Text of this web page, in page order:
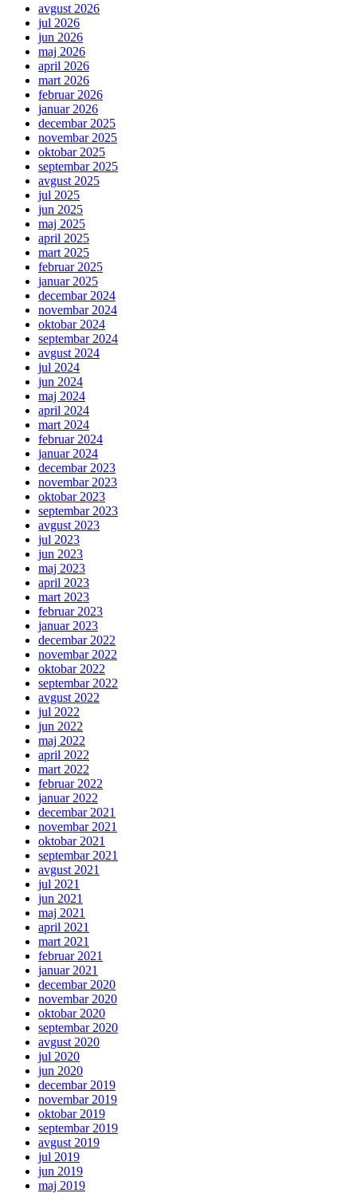
avgust 2026
jul 2026
jun 2026
maj 2026
april 2026
mart 2026
februar 2026
januar 2026
decembar 2025
novembar 2025
oktobar 2025
septembar 2025
avgust 2025
jul 2025
jun 2025
maj 2025
april 2025
mart 2025
februar 2025
januar 2025
decembar 2024
novembar 2024
oktobar 2024
septembar 2024
avgust 2024
jul 2024
jun 2024
maj 2024
april 2024
mart 2024
februar 2024
januar 2024
decembar 2023
novembar 2023
oktobar 2023
septembar 2023
avgust 2023
jul 2023
jun 2023
maj 2023
april 2023
mart 2023
februar 2023
januar 2023
decembar 2022
novembar 2022
oktobar 2022
septembar 2022
avgust 2022
jul 2022
jun 2022
maj 2022
april 2022
mart 2022
februar 2022
januar 2022
decembar 2021
novembar 2021
oktobar 2021
septembar 2021
avgust 2021
jul 2021
jun 2021
maj 2021
april 2021
mart 2021
februar 2021
januar 2021
decembar 2020
novembar 2020
oktobar 2020
septembar 2020
avgust 2020
jul 2020
jun 2020
decembar 2019
novembar 2019
oktobar 2019
septembar 2019
avgust 2019
jul 2019
jun 2019
maj 2019